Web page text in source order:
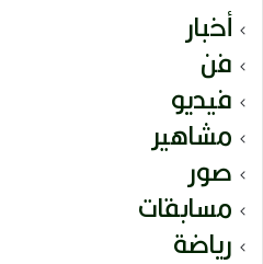
أخبار
فن
فيديو
مشاهير
صور
مسابقات
رياضة